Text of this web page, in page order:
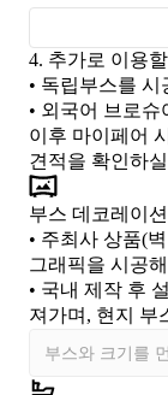
4. 추가로 이용
• 독립부스를
• 외국어 브로
이후 마이페어
견적을 확인하
부스 데코레이션
• 주최사 상품(
그래픽을 시공
• 국내 제작 후
져가며, 현지 부